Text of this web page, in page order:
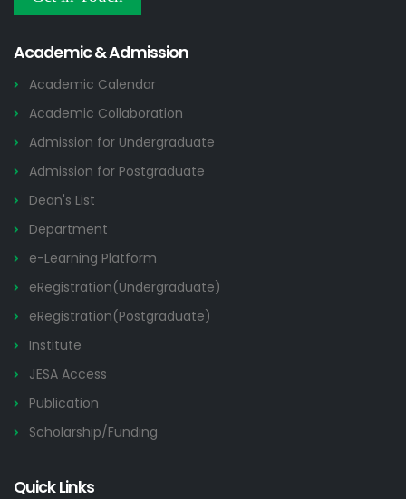
2026
Academic & Admission
Academic Calendar
Academic Collaboration
Admission for Undergraduate
Admission for Postgraduate
Dean's List
Department
e-Learning Platform
eRegistration(Undergraduate)
eRegistration(Postgraduate)
Institute
JESA Access
Publication
Scholarship/Funding
Quick Links